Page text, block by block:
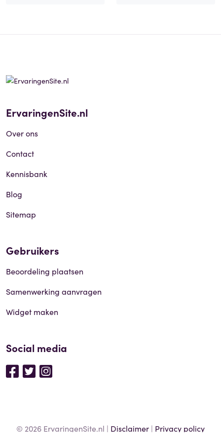
ErvaringenSite.nl
Over ons
Contact
Kennisbank
Blog
Sitemap
Gebruikers
Beoordeling plaatsen
Samenwerking aanvragen
Widget maken
Social media
© 2026 ErvaringenSite.nl | Disclaimer | Privacy policy